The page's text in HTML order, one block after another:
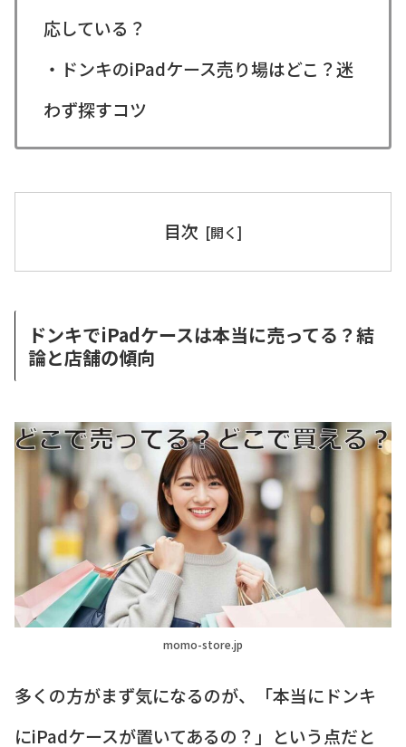
応している？
・ドンキのiPadケース売り場はどこ？迷
わず探すコツ
目次
ドンキでiPadケースは本当に売ってる？結
論と店舗の傾向
momo-store.jp
多くの方がまず気になるのが、「本当にドンキ
にiPadケースが置いてあるの？」という点だと